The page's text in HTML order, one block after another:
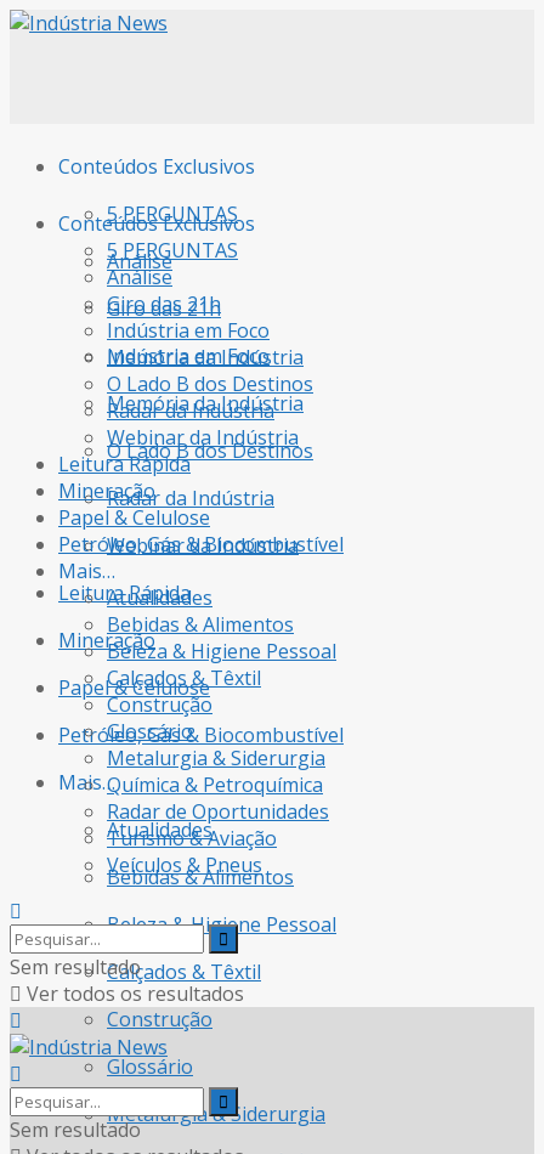
Conteúdos Exclusivos
5 PERGUNTAS
Análise
Giro das 21h
Indústria em Foco
Memória da Indústria
O Lado B dos Destinos
Radar da Indústria
Webinar da Indústria
Leitura Rápida
Mineração
Papel & Celulose
Petróleo, Gás & Biocombustível
Mais…
Atualidades
Bebidas & Alimentos
Beleza & Higiene Pessoal
Calçados & Têxtil
Construção
Glossário
Metalurgia & Siderurgia
Conteúdos Exclusivos
5 PERGUNTAS
Análise
Giro das 21h
Indústria em Foco
Memória da Indústria
O Lado B dos Destinos
Radar da Indústria
Webinar da Indústria
Leitura Rápida
Mineração
Papel & Celulose
Petróleo, Gás & Biocombustível
Mais…
Atualidades
Bebidas & Alimentos
Beleza & Higiene Pessoal
Calçados & Têxtil
Construção
Glossário
Metalurgia & Siderurgia
Química & Petroquímica
Radar de Oportunidades
Turismo & Aviação
Veículos & Pneus
Sem resultado
Ver todos os resultados
Sem resultado